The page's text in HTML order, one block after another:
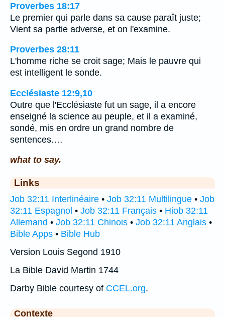
Proverbes 18:17
Le premier qui parle dans sa cause paraît juste;
Vient sa partie adverse, et on l'examine.
Proverbes 28:11
L'homme riche se croit sage; Mais le pauvre qui
est intelligent le sonde.
Ecclésiaste 12:9,10
Outre que l'Ecclésiaste fut un sage, il a encore
enseigné la science au peuple, et il a examiné,
sondé, mis en ordre un grand nombre de
sentences.…
what to say.
Links
Job 32:11 Interlinéaire • Job 32:11 Multilingue • Job
32:11 Espagnol • Job 32:11 Français • Hiob 32:11
Allemand • Job 32:11 Chinois • Job 32:11 Anglais •
Bible Apps • Bible Hub
Version Louis Segond 1910
La Bible David Martin 1744
Darby Bible courtesy of CCEL.org.
Contexte